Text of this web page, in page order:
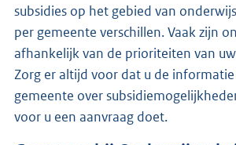
subsidies op het gebied van
per gemeente verschillen. Vaak zijn
afhankelijk van de prioriteiten van
Zorg er altijd voor dat u de
gemeente over
voor u een aanvraag doet.